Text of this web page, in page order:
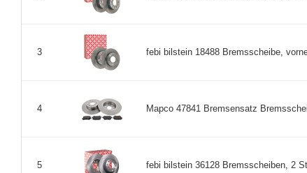
3 febi bilstein 18488 Bremsscheibe,
4 Mapco 47841 Bremsensatz
5 febi bilstein 36128 Bremsscheiben, 2